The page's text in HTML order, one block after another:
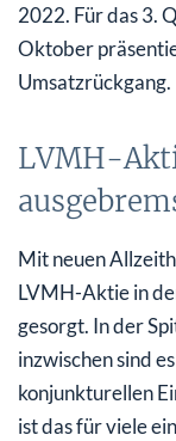
2022. Für das 3.
Oktober
Umsatzrückgang.
LVMH-
Mit neuen
LVMH-Aktie in
gesorgt. In der
inzwischen sind
konjunkturellen
ist das für viele